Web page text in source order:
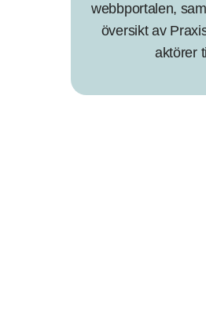
webbportalen,
översikt av
aktörer